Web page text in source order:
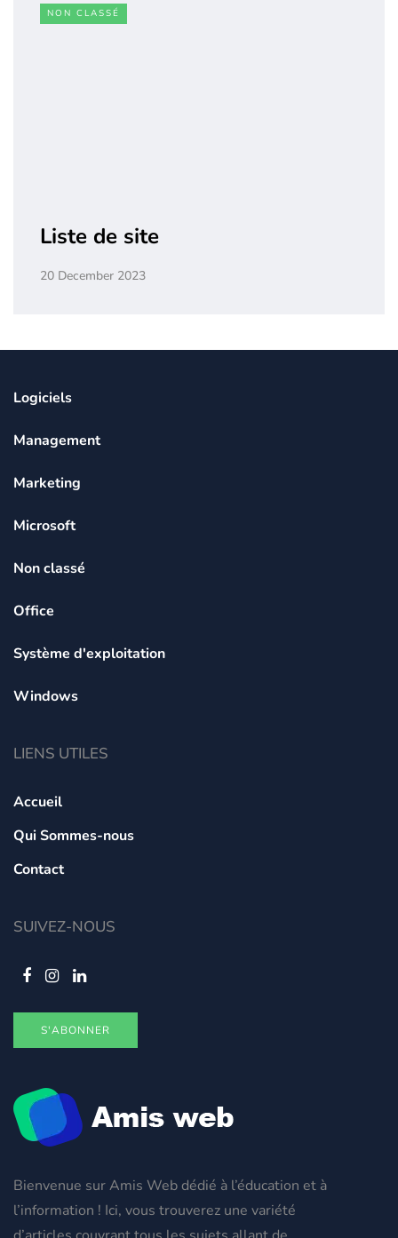
NON CLASSÉ
Liste de site
20 December 2023
Bienvenue sur Amis Web dédié à l’éducation et à
l’information ! Ici, vous trouverez une variété
Logiciels
Management
Marketing
Microsoft
Non classé
Office
Système d'exploitation
Windows
LIENS UTILES
Accueil
Qui Sommes-nous
Contact
SUIVEZ-NOUS
S'ABONNER